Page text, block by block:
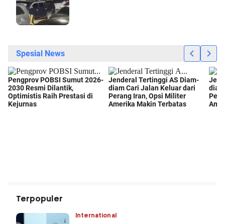
Terpopuler
International